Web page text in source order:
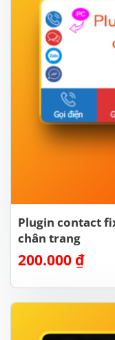
Plugin contact
chân trang
200.000 ₫